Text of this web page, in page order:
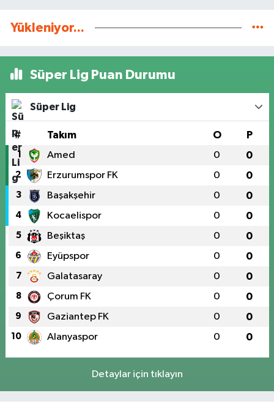
Yükleniyor...
Süper Lig Puan Durumu
Süper Lig
# Takım O P
1 Amed 0 0
2 Erzurumspor FK 0 0
3 Başakşehir 0 0
4 Kocaelispor 0 0
5 Beşiktaş 0 0
6 Eyüpspor 0 0
7 Galatasaray 0 0
8 Çorum FK 0 0
9 Gaziantep FK 0 0
10 Alanyaspor 0 0
Detaylar için tıklayın